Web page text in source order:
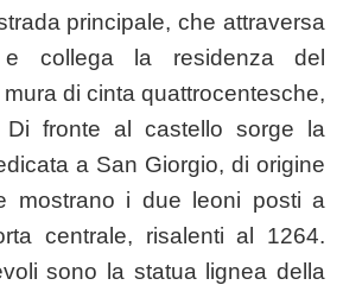
principale, che attraversa
e collega la residenza del
di cinta quattrocentesche,
Di fronte al castello sorge la
a San Giorgio, di origine
mostrano i due leoni posti a
centrale, risalenti al 1264.
sono la statua lignea della